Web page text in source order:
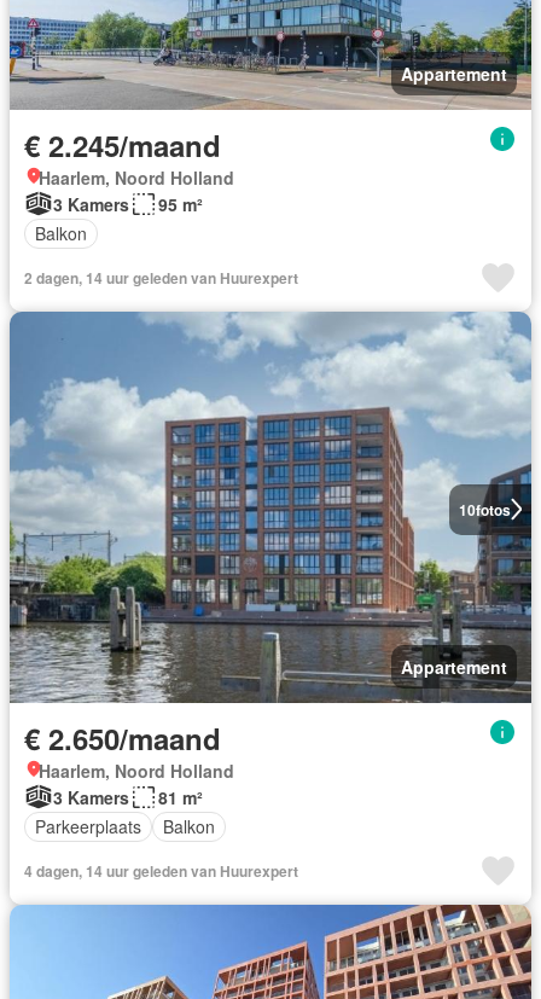
Appartement
€ 2.245/maand
Haarlem, Noord Holland
3 Kamers
95 m²
Balkon
2 dagen, 14 uur geleden van Huurexpert
10fotos
Appartement
€ 2.650/maand
Haarlem, Noord Holland
3 Kamers
81 m²
Parkeerplaats
Balkon
4 dagen, 14 uur geleden van Huurexpert